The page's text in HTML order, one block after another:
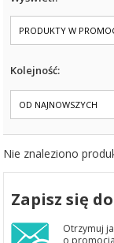
PRODUKTY W
Kolejność:
OD NAJNOWSZYCH
Nie znaleziono
Zapisz się
Otrzymuj
o